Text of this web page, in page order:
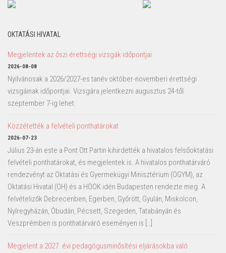
OKTATÁSI HIVATAL
Megjelentek az őszi érettségi vizsgák időpontjai
2026-08-08
Nyilvánosak a 2026/2027-es tanév október-novemberi érettségi
vizsgáinak időpontjai. Vizsgára jelentkezni augusztus 24-től
szeptember 7-ig lehet.
Közzétették a felvételi ponthatárokat
2026-07-23
Július 23-án este a Pont Ott Partin kihirdették a hivatalos felsőoktatási
felvételi ponthatárokat, és megjelentek is. A hivatalos ponthatárváró
rendezvényt az Oktatási és Gyermekügyi Minisztérium (OGYM), az
Oktatási Hivatal (OH) és a HÖOK idén Budapesten rendezte meg. A
felvételizők Debrecenben, Egerben, Győrött, Gyulán, Miskolcon,
Nyíregyházán, Óbudán, Pécsett, Szegeden, Tatabányán és
Veszprémben is ponthatárváró eseményen is […]
Megjelent a 2027. évi pedagógusminősítési eljárásokba való